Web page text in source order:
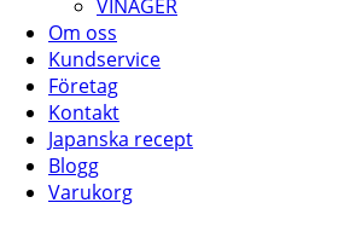
VINÄGER
Om oss
Kundservice
Företag
Kontakt
Japanska recept
Blogg
Varukorg